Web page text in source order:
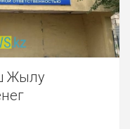
Жылу